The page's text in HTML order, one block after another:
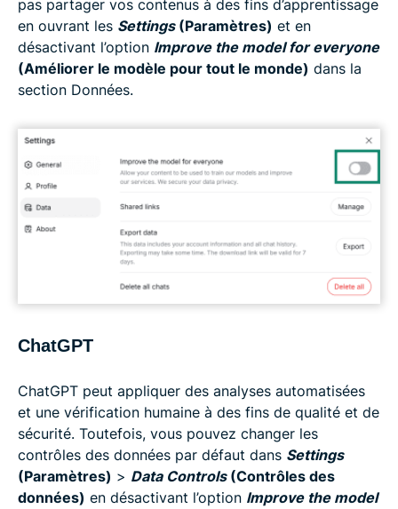
pas partager vos contenus à des fins d’apprentissage
en ouvrant les Settings(Paramètres) et en
désactivant l’option Improve the model for everyone
(Améliorer le modèle pour tout le monde) dans la
section Données.
ChatGPT
ChatGPT peut appliquer des analyses automatisées
et une vérification humaine à des fins de qualité et de
sécurité. Toutefois, vous pouvez changer les
contrôles des données par défaut dans Settings
(Paramètres) > Data Controls(Contrôles des
données) en désactivant l’option Improve the model